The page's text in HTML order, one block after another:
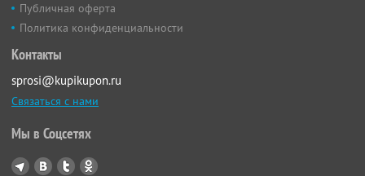
Публичная оферта
Политика конфиденциальности
Контакты
sprosi@kupikupon.ru
Связаться с нами
Мы в Соцсетях